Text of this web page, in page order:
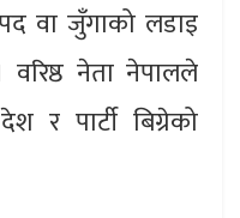
वा जुँगाको लडाइ
नेता नेपालले
पार्टी बिग्रेको